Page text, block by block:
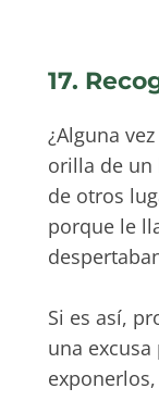
17.
¿Alguna
orilla de un
de otros
porque le
Si es así,
una